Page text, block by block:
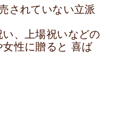
されていない立派
、上場祝いなどの
性に贈ると 喜ば